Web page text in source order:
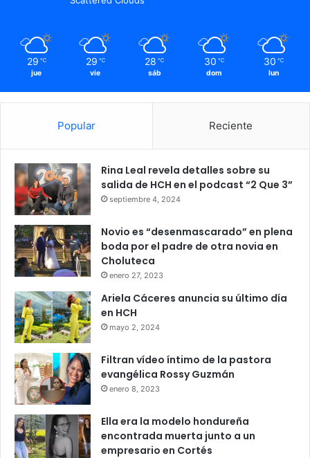
29 ℃
jue
29 ℃
vie
28 ℃
sáb
30 ℃
dom
30 ℃
lun
Popular Reciente
Rina Leal revela detalles sobre su
salida de HCH en el podcast “2 Que 3”
septiembre 4, 2024
Novio es “desenmascarado” en plena
boda por el padre de otra novia en
Choluteca
enero 27, 2023
Ariela Cáceres anuncia su último día
en HCH
mayo 2, 2024
Filtran vídeo íntimo de la pastora
evangélica Rossy Guzmán
enero 8, 2023
Ella era la modelo hondureña
encontrada muerta junto a un
empresario en Cortés